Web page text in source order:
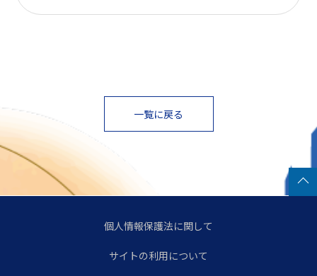
一覧に戻る
個人情報保護法に関して
サイトの利用について